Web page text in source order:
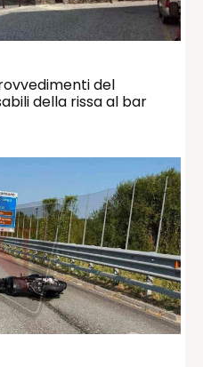
del
della rissa al bar